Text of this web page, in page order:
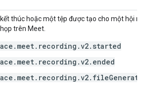
thúc hoặc một tệp được tạo cho một hội
trên Meet.